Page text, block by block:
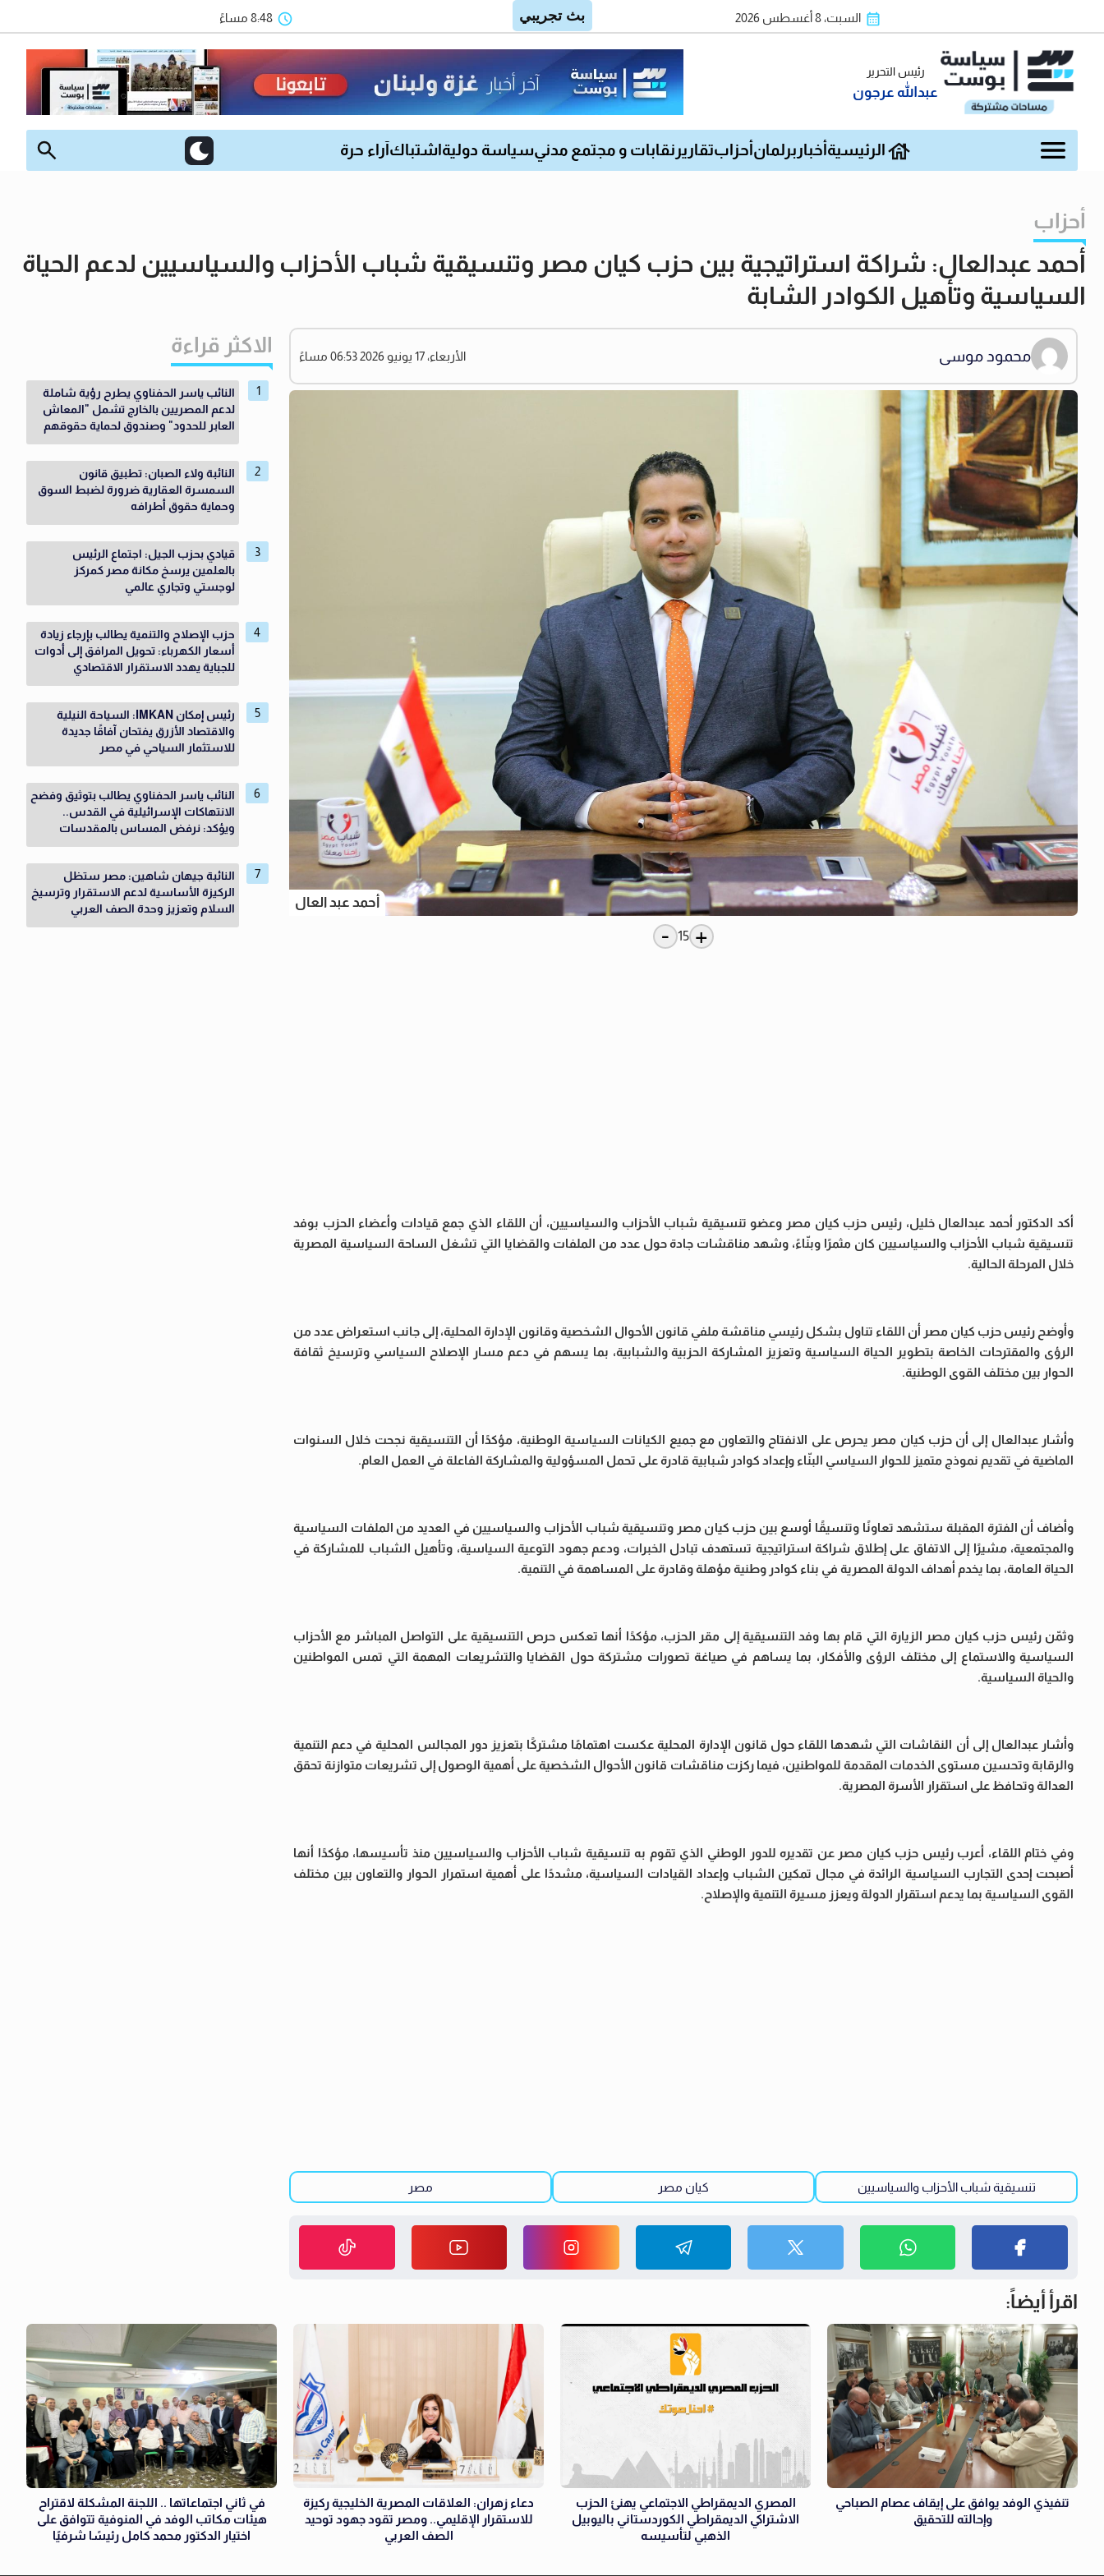
السبت، 8 أغسطس 2026 8:48 مساءً
رئيس التحرير
عبدالله عرجون
الرئيسية أخبار برلمان أحزابتقارير نقابات و مجتمع مدنيسياسة دولية اشتباك آراء حرة
أحزاب
أحمد عبدالعال: شراكة استراتيجية بين حزب كيان مصر وتنسيقية شباب الأحزاب والسياسيين لدعم الحياة
السياسية وتأهيل الكوادر الشابة
محمود موسى الأربعاء، 17 يونيو 2026 06:53 مساءً
أحمد عبد العال
+
15
-
أكد الدكتور أحمد عبدالعال خليل، رئيس حزب كيان مصر وعضو تنسيقية شباب الأحزاب والسياسيين، أن اللقاء الذي جمع قيادات وأعضاء الحزب بوفد
تنسيقية شباب الأحزاب والسياسيين كان مثمرًا وبنّاءً، وشهد مناقشات جادة حول عدد من الملفات والقضايا التي تشغل الساحة السياسية المصرية
خلال المرحلة الحالية.
وأوضح رئيس حزب كيان مصر أن اللقاء تناول بشكل رئيسي مناقشة ملفي قانون الأحوال الشخصية وقانون الإدارة المحلية، إلى جانب استعراض عدد من
الرؤى والمقترحات الخاصة بتطوير الحياة السياسية وتعزيز المشاركة الحزبية والشبابية، بما يسهم في دعم مسار الإصلاح السياسي وترسيخ ثقافة
الحوار بين مختلف القوى الوطنية.
وأشار عبدالعال إلى أن حزب كيان مصر يحرص على الانفتاح والتعاون مع جميع الكيانات السياسية الوطنية، مؤكدًا أن التنسيقية نجحت خلال السنوات
الماضية في تقديم نموذج متميز للحوار السياسي البنّاء وإعداد كوادر شبابية قادرة على تحمل المسؤولية والمشاركة الفاعلة في العمل العام.
وأضاف أن الفترة المقبلة ستشهد تعاونًا وتنسيقًا أوسع بين حزب كيان مصر وتنسيقية شباب الأحزاب والسياسيين في العديد من الملفات السياسية
والمجتمعية، مشيرًا إلى الاتفاق على إطلاق شراكة استراتيجية تستهدف تبادل الخبرات، ودعم جهود التوعية السياسية، وتأهيل الشباب للمشاركة في
الحياة العامة، بما يخدم أهداف الدولة المصرية في بناء كوادر وطنية مؤهلة وقادرة على المساهمة في التنمية.
وثمّن رئيس حزب كيان مصر الزيارة التي قام بها وفد التنسيقية إلى مقر الحزب، مؤكدًا أنها تعكس حرص التنسيقية على التواصل المباشر مع الأحزاب
السياسية والاستماع إلى مختلف الرؤى والأفكار، بما يساهم في صياغة تصورات مشتركة حول القضايا والتشريعات المهمة التي تمس المواطنين
والحياة السياسية.
وأشار عبدالعال إلى أن النقاشات التي شهدها اللقاء حول قانون الإدارة المحلية عكست اهتمامًا مشتركًا بتعزيز دور المجالس المحلية في دعم التنمية
والرقابة وتحسين مستوى الخدمات المقدمة للمواطنين، فيما ركزت مناقشات قانون الأحوال الشخصية على أهمية الوصول إلى تشريعات متوازنة تحقق
العدالة وتحافظ على استقرار الأسرة المصرية.
وفي ختام اللقاء، أعرب رئيس حزب كيان مصر عن تقديره للدور الوطني الذي تقوم به تنسيقية شباب الأحزاب والسياسيين منذ تأسيسها، مؤكدًا أنها
أصبحت إحدى التجارب السياسية الرائدة في مجال تمكين الشباب وإعداد القيادات السياسية، مشددًا على أهمية استمرار الحوار والتعاون بين مختلف
القوى السياسية بما يدعم استقرار الدولة ويعزز مسيرة التنمية والإصلاح.
تنسيقية شباب الأحزاب والسياسيين كيان مصر مصر
الاكثر قراءة
النائب ياسر الحفناوي يطرح رؤية شاملة
لدعم المصريين بالخارج تشمل "المعاش
العابر للحدود" وصندوق لحماية حقوقهم
النائبة ولاء الصبان: تطبيق قانون
السمسرة العقارية ضرورة لضبط السوق
وحماية حقوق أطرافه
قيادي بحزب الجيل: اجتماع الرئيس
بالعلمين يرسخ مكانة مصر كمركز
لوجستي وتجاري عالمي
حزب الإصلاح والتنمية يطالب بإرجاء زيادة
أسعار الكهرباء: تحويل المرافق إلى أدوات
للجباية يهدد الاستقرار الاقتصادي
رئيس إمكان IMKAN: السياحة النيلية
والاقتصاد الأزرق يفتحان آفاقًا جديدة
للاستثمار السياحي في مصر
النائب ياسر الحفناوي يطالب بتوثيق وفضح
الانتهاكات الإسرائيلية في القدس..
ويؤكد: نرفض المساس بالمقدسات
النائبة جيهان شاهين: مصر ستظل
الركيزة الأساسية لدعم الاستقرار وترسيخ
السلام وتعزيز وحدة الصف العربي
اقرأ أيضاً:
تنفيذي الوفد يوافق على إيقاف عصام الصباحي
وإحالته للتحقيق
المصري الديمقراطي الاجتماعي يهنئ الحزب
الاشتراكي الديمقراطي الكوردستاني باليوبيل
الذهبي لتأسيسه
دعاء زهران: العلاقات المصرية الخليجية ركيزة
للاستقرار الإقليمي.. ومصر تقود جهود توحيد
الصف العربي
في ثاني اجتماعاتها .. اللجنة المشكلة لاقتراح
هيئات مكاتب الوفد في المنوفية تتوافق على
اختيار الدكتور محمد كامل رئيسًا شرفيًا